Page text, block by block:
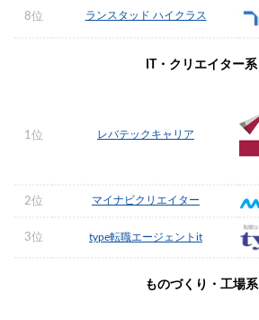
8位 ランスタッド ハイクラス
IT・クリエイター系
1位 レバテックキャリア
2位 マイナビクリエイター
3位 type転職エージェントit
ものづくり・工場系